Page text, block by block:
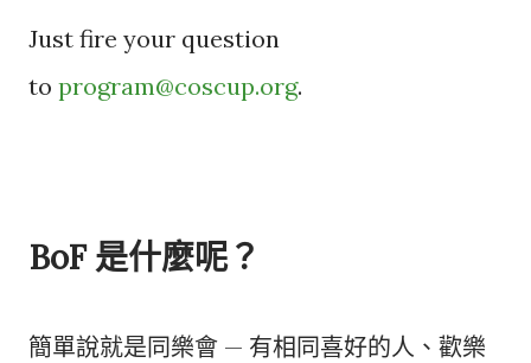
Just fire your question
to program@coscup.org.
BoF 是什麼呢？
簡單說就是同樂會 — 有相同喜好的人、歡樂